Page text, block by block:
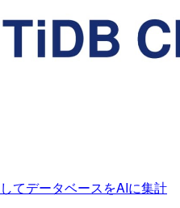
てデータベースをAIに集計